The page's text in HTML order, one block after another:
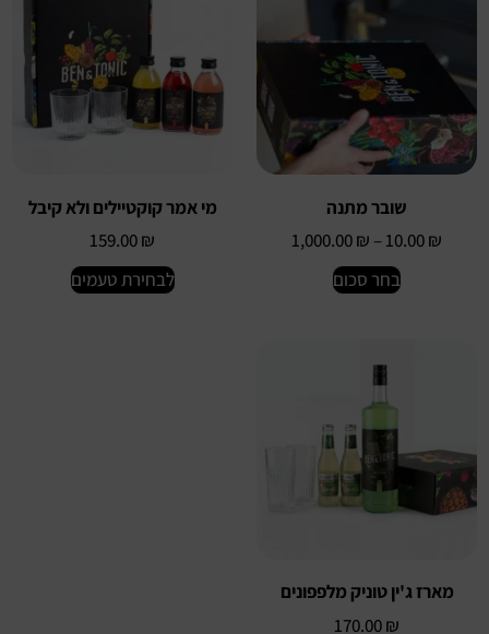
שובר מתנה
10.00₪
–
1,000.00₪
בחר סכום
מי אמר קוקטיילים ולא קיבל
159.00₪
לבחירת טעמים
מארז ג'ין טוניק מלפפונים
170.00₪